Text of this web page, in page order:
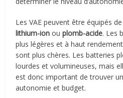
Les VAE peuvent être équipés
lithium-ion ouplomb-acide. Les
plus légères et à haut
sont plus chères. Les batteries
lourdes et volumineuses, mais
est donc important de trouver
autonomie et budget.